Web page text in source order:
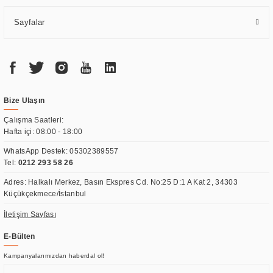
Sayfalar
Bize Ulaşın
Çalışma Saatleri:
Hafta içi: 08:00 - 18:00
WhatsApp Destek:05302389557
Tel: 0212 293 58 26
Adres: Halkalı Merkez, Basın Ekspres Cd. No:25 D:1 A Kat 2, 34303
Küçükçekmece/İstanbul
İletişim Sayfası
E-Bülten
Kampanyalarımızdan haberdal ol!